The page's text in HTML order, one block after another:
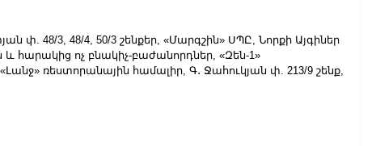
փ. 48/3, 48/4, 50/3 շենքեր, «Մարգշին» ՍՊԸ, Նորքի Այգիներ
հարակից ոչ բնակիչ-բաժանորդներ, «Զեն-1»
ռեստորանային համալիր, Գ․ Ջահուկյան փ. 213/9 շենք,